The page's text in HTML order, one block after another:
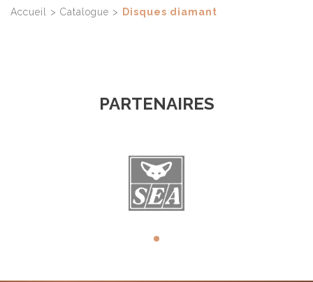
Accueil > Catalogue > Disques diamant
PARTENAIRES